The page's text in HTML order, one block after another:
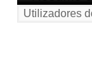
Utilizadores